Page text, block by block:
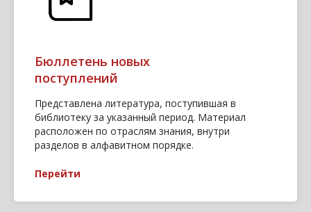
Бюллетень новых
поступлений
Представлена литература, поступившая в
библиотеку за указанный период. Материал
расположен по отраслям знания, внутри
разделов в алфавитном порядке.
Перейти